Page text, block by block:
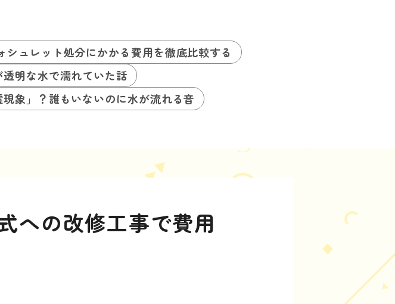
シュレット処分にかかる費用を徹底比較する
明な水で濡れていた話
現象」？誰もいないのに水が流れる音
への改修工事で費用